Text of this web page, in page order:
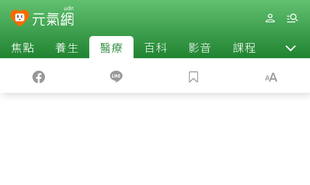
焦點 養生 醫療 百科 影音 課程 退休